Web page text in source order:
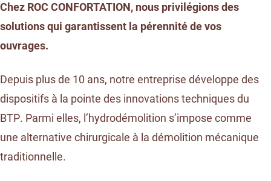
Chez ROC CONFORTATION, nous privilégions des
solutions qui garantissent la pérennité de vos
ouvrages.
Depuis plus de 10 ans, notre entreprise développe des
dispositifs à la pointe des innovations techniques du
BTP. Parmi elles, l’hydrodémolition s’impose comme
une alternative chirurgicale à la démolition mécanique
traditionnelle.